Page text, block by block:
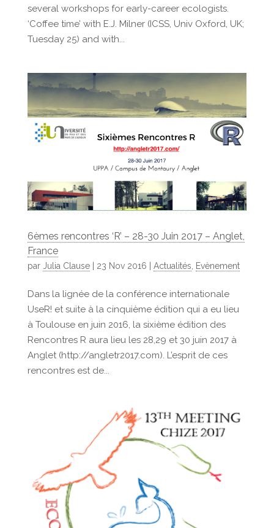
several workshops for early-career ecologists.
‘Coffee time’ with E.J. Milner (ICSS, Univ Oxford, UK;
Tuesday 25) and with...
6èmes rencontres ‘R’ – 28-30 Juin 2017 – Anglet,
France
par Julia Clause| 23 Nov 2016 Actualités, Evènement
Dans la lignée de la conférence internationale
UseR! et suite à la cinquième édition qui a eu lieu
à Toulouse en juin 2016, la sixième édition des
Rencontres R aura lieu les 28,29 et 30 juin 2017 à
Anglet (http://angletr2017.com). L’esprit de ces
rencontres est de...